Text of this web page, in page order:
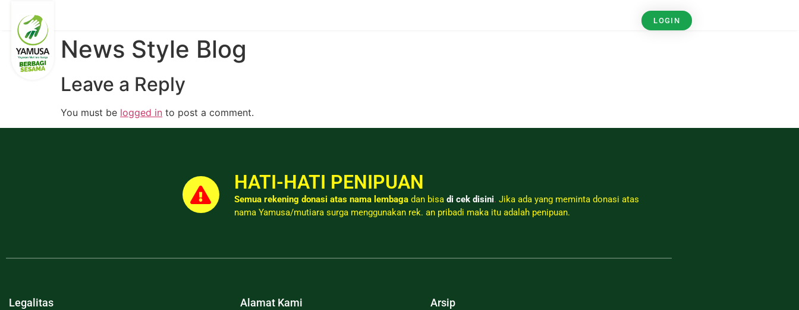
LOGIN
News Style Blog
Leave a Reply
You must be logged in to post a comment.
HATI-HATI PENIPUAN
Semua rekening donasi atas nama lembaga dan bisa di cek disini. Jika ada yang meminta donasi atas
nama Yamusa/mutiara surga menggunakan rek. an pribadi maka itu adalah penipuan.
Legalitas Alamat Kami Arsip